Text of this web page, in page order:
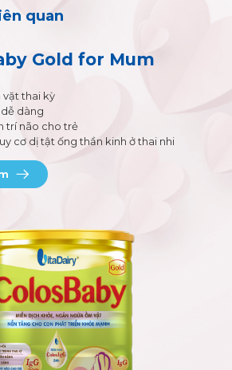
quan
Gold for Mum
vặt thai kỳ
dàng
trí não cho trẻ
cơ dị tật ống thần kinh ở thai nhi